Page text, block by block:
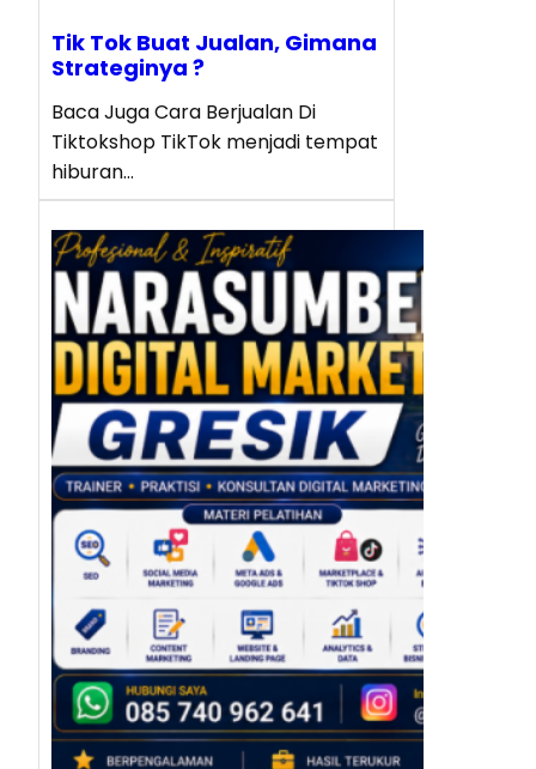
Tik Tok Buat Jualan, Gimana
Strateginya ?
Baca Juga Cara Berjualan Di
Tiktokshop TikTok menjadi tempat
hiburan…